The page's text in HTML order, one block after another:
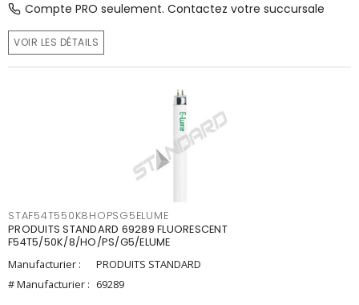
Compte PRO seulement. Contactez votre succursale
VOIR LES DÉTAILS
STAF54T550K8HOPSG5ELUME
PRODUITS STANDARD 69289 FLUORESCENT
F54T5/50K/8/HO/PS/G5/ELUME
Manufacturier :
PRODUITS STANDARD
# Manufacturier : 69289